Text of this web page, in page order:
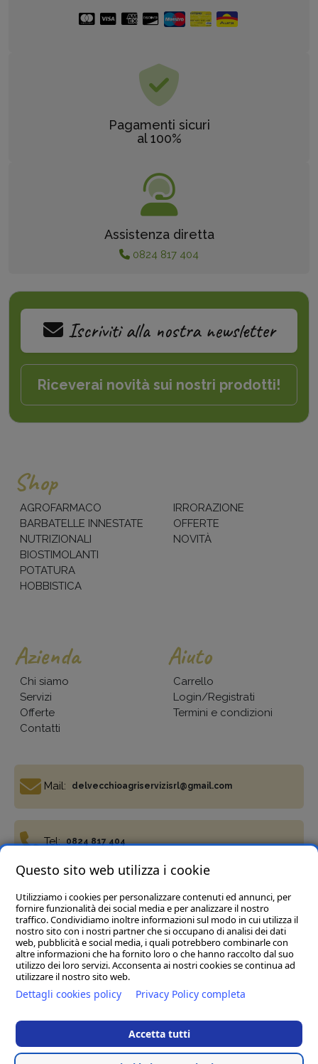
Pagamenti sicuri
al 100%
Assistenza diretta
0824 817 404
Iscriviti alla nostra newsletter
Riceverai novità sui nostri prodotti!
Shop
AGROFARMACO
BARBATELLE INNESTATE
NUTRIZIONALI
BIOSTIMOLANTI
POTATURA
HOBBISTICA
IRRORAZIONE
OFFERTE
NOVITÀ
Azienda
Chi siamo
Servizi
Offerte
Contatti
Aiuto
Carrello
Login/Registrati
Termini e condizioni
Mail: delvecchioagriservizisrl@gmail.com
Tel: 0824 817 404
Fax: 0824 817 977
Del Vecchio Agriservizi Srl
- C.da Tre Pietre, snc, 82034
Guardia Sanframondi (BN) P.IVA 01472040623
Rea BN123197 Cap.soc € 45.000,00 i.v. - Pec :
delvecchioagriservizisrl@legalmail.it
Questo sito web utilizza i cookie
Utilizziamo i cookies per personalizzare contenuti ed annunci, per
fornire funzionalità dei social media e per analizzare il nostro
traffico. Condividiamo inoltre informazioni sul modo in cui utilizza il
nostro sito con i nostri partner che si occupano di analisi dei dati
web, pubblicità e social media, i quali potrebbero combinarle con
altre informazioni che ha fornito loro o che hanno raccolto dal suo
utilizzo dei loro servizi. Acconsenta ai nostri cookies se continua ad
utilizzare il nostro sito web.
Dettagli cookies policy Privacy Policy completa
Accetta tutti